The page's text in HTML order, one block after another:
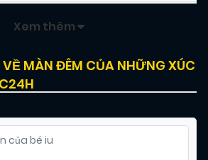
Xem thêm
VỀ MÀN ĐÊM CỦA NHỮNG XÚC